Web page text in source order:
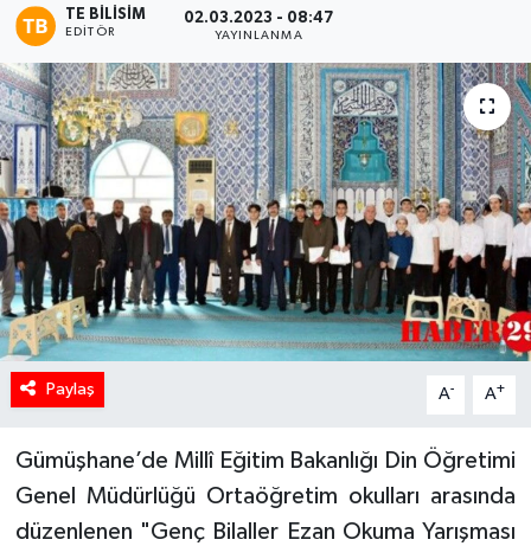
TE BILISIM
EDITÖR
02.03.2023 - 08:47
YAYINLANMA
Paylaş A- A+
Gümüşhane’de Millî Eğitim Bakanlığı Din Öğretimi
Genel Müdürlüğü Ortaöğretim okulları arasında
düzenlenen "Genç Bilaller Ezan Okuma Yarışması